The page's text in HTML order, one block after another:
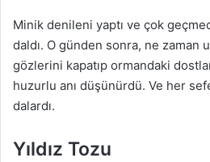
Minik denileni yaptı ve çok
daldı. O günden sonra, ne zaman
gözlerini kapatıp ormandaki
huzurlu anı düşünürdü. Ve her
dalardı.
Yıldız Tozu